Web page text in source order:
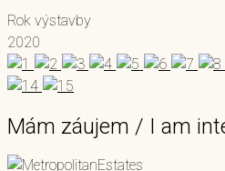
Rok výstavby
2020
Mám záujem / I am